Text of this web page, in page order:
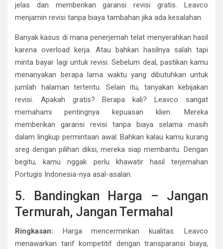
jelas dan memberikan garansi revisi gratis. Leavco
menjamin revisi tanpa biaya tambahan jika ada kesalahan.
Banyak kasus di mana penerjemah telat menyerahkan hasil
karena overload kerja. Atau bahkan hasilnya salah tapi
minta bayar lagi untuk revisi. Sebelum deal, pastikan kamu
menanyakan berapa lama waktu yang dibutuhkan untuk
jumlah halaman tertentu. Selain itu, tanyakan kebijakan
revisi. Apakah gratis? Berapa kali? Leavco sangat
memahami pentingnya kepuasan klien. Mereka
memberikan garansi revisi tanpa biaya selama masih
dalam lingkup permintaan awal. Bahkan kalau kamu kurang
sreg dengan pilihan diksi, mereka siap membantu. Dengan
begitu, kamu nggak perlu khawatir hasil terjemahan
Portugis Indonesia-nya asal-asalan.
5. Bandingkan Harga – Jangan
Termurah, Jangan Termahal
Ringkasan: Harga mencerminkan kualitas. Leavco
menawarkan tarif kompetitif dengan transparansi biaya,